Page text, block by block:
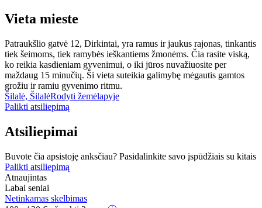
Vieta mieste
Patraukšlio gatvė 12, Dirkintai, yra ramus ir jaukus rajonas, tinkantis
tiek šeimoms, tiek ramybės ieškantiems žmonėms. Čia rasite viską,
ko reikia kasdieniam gyvenimui, o iki jūros nuvažiuosite per
maždaug 15 minučių. Ši vieta suteikia galimybę mėgautis gamtos
grožiu ir ramiu gyvenimo ritmu.
Šilalė, ŠilalėRodyti žemėlapyje
Palikti atsiliepimą
Atsiliepimai
Buvote čia apsistoję anksčiau? Pasidalinkite savo įspūdžiais su kitais
Palikti atsiliepimą
Atnaujintas
Labai seniai
Netinkamas skelbimas